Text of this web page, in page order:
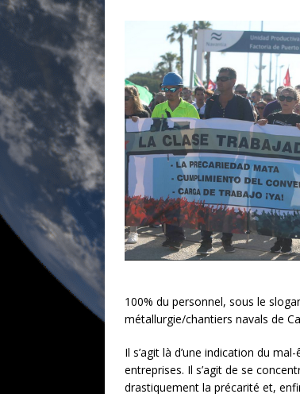
100% du personnel, sous le
métallurgie/chantiers navals de
Il s’agit là d’une indication du
entreprises. Il s’agit de se
drastiquement la précarité et,